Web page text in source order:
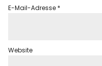
E-Mail-Adresse *
Website